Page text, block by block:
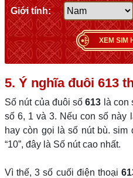
Giới tính:
XEM SIM
5. Ý nghĩa đuôi 613
Số nút của đuôi số613 là con
số 6, 1 và 3. Nếu con số này
hay còn gọi là số nút bù. sim
“10”, đây là Số nút cao nhất.
Vì thế, 3 số cuối điện thoại